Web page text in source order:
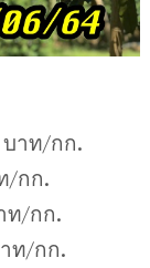
บาท/กก.
/กก.
ท/กก.
ท/กก.